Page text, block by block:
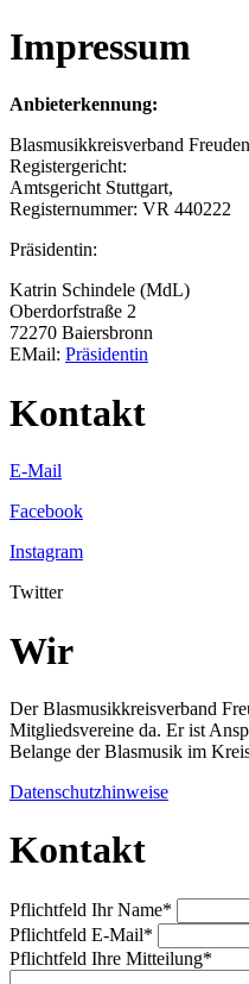
Impressum
Anbieterkennung:
Blasmusikkreisverband
Registergericht:
Amtsgericht Stuttgart,
Registernummer: VR 440222
Präsidentin:
Katrin Schindele (MdL)
Oberdorfstraße 2
72270 Baiersbronn
EMail: Präsidentin
Kontakt
E-Mail
Facebook
Instagram
Twitter
Wir
Der Blasmusikkreisverband
Mitgliedsvereine da. Er ist
Belange der Blasmusik im
Datenschutzhinweise
Kontakt
Pflichtfeld Ihr Name*
Pflichtfeld E-Mail*
Pflichtfeld Ihre Mitteilung*